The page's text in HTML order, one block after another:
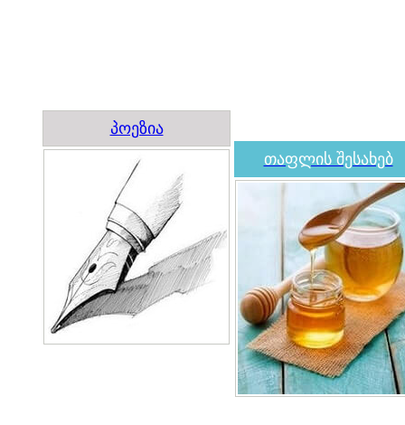
პოეზია
თაფლის შესახებ